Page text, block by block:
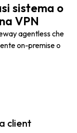
sistema o
VPN
agentless che
on-premise o
client